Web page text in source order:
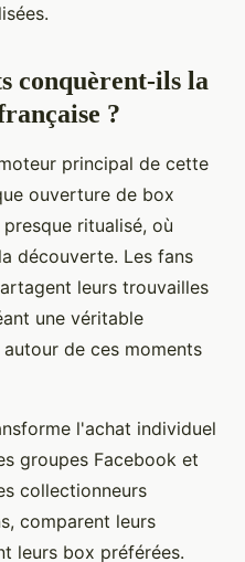
conquèrent-ils la
?
principal de cette
ouverture de box
ritualisé, où
découverte. Les fans
leurs trouvailles
une véritable
de ces moments
l'achat individuel
groupes Facebook et
collectionneurs
comparent leurs
leurs box préférées.